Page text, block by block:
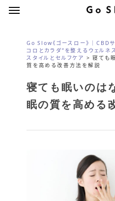
Skip
content
Menu
Go Slow《ゴースロー》｜CBD
コロとカラダ”を整えるウェルネ
スタイルとセルフケア >寝ても
質を高める改善方法を解説
寝ても眠いのは
眠の質を高める
Menu